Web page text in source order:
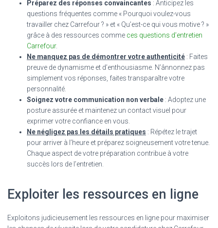
Préparez des réponses convaincantes : Anticipez les
questions fréquentes comme « Pourquoi voulez-vous
travailler chez Carrefour ? » et « Qu’est-ce qui vous motive ? »
grâce à des ressources comme ces questions d’entretien
Carrefour.
Ne manquez pas de démontrer votre authenticité : Faites
preuve de dynamisme et d’enthousiasme. N’ânnonnez pas
simplement vos réponses, faites transparaître votre
personnalité.
Soignez votre communication non verbale : Adoptez une
posture assurée et maintenez un contact visuel pour
exprimer votre confiance en vous.
Ne négligez pas les détails pratiques : Répétez le trajet
pour arriver à l’heure et préparez soigneusement votre tenue.
Chaque aspect de votre préparation contribue à votre
succès lors de l’entretien.
Exploiter les ressources en ligne
Exploitons judicieusement les ressources en ligne pour maximiser